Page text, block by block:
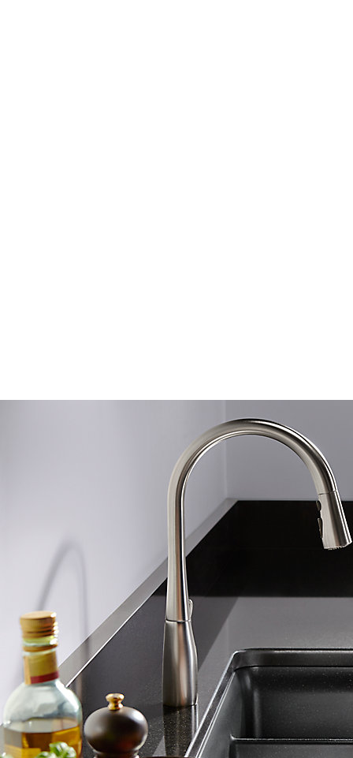
Puerto Rico
Turks & Caicos
United States
Amerika selatan
Argentina
Brazil
Bolivia
Chile
Colombia